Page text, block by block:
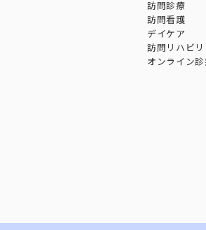
訪問診療
訪問看護
デイケア
訪問リハビリ
オンライン診